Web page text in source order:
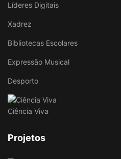
Líderes Digitais
Xadrez
Bibliotecas Escolares
Expressão Musical
Desporto
Ciência Viva
Projetos